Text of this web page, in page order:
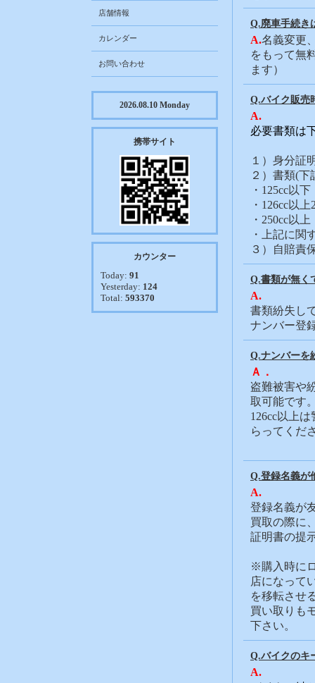
Q.廃車手続き
A.名義変更
をもって無
ます）
Q.バイク販売
A.
必要書類は
１）身分証
２）書類(下
・125cc以
・126cc以
・250cc以
・上記に関
３）自賠責
Q.書類が無く
A.
書類紛失し
ナンバー登
Q.ナンバーを
Ａ．
盗難被害や
取可能です
126cc以上
らってくだ
Q.登録名義が
A.
登録名義が
買取の際に
証明書の提
※購入時に
店になって
を移転させ
買い取りも
下さい。
Q.バイクのキ
A.
店舗情報
カレンダー
お問い合わせ
2026.08.10 Monday
携帯サイト
カウンター
Today: 91
Yesterday: 124
Total: 593370